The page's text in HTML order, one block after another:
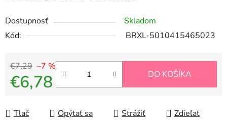
Dostupnosť
Skladom
Kód:
BRXL-5010415465023
€7,29 –7 %
€6,78 DO KOŠÍKA
Tlač Opýtať sa Strážiť Zdieľať